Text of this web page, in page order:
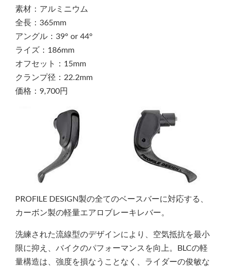
素材：アルミニウム
全長：365mm
アングル：39° or 44°
ライズ：186mm
オフセット：15mm
クランプ径：22.2mm
価格：9,700円
PROFILE DESIGN製の全てのベースバーに対応する、
カーボン製の軽量エアロブレーキレバー。
洗練された流線型のデザインにより、空気抵抗を最小
限に抑え、バイクのパフォーマンスを向上。BLCの軽
量構造は、強度を損なうことなく、ライダーの俊敏な